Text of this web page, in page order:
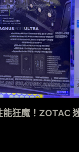
能狂魔！ZOTAC